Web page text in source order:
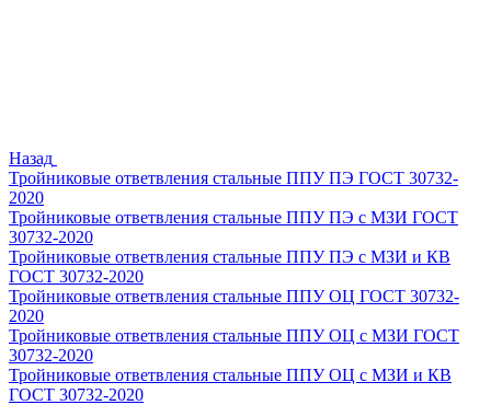
Назад
Тройниковые ответвления стальные ППУ ПЭ ГОСТ 30732-
2020
Тройниковые ответвления стальные ППУ ПЭ с МЗИ ГОСТ
30732-2020
Тройниковые ответвления стальные ППУ ПЭ с МЗИ и КВ
ГОСТ 30732-2020
Тройниковые ответвления стальные ППУ ОЦ ГОСТ 30732-
2020
Тройниковые ответвления стальные ППУ ОЦ с МЗИ ГОСТ
30732-2020
Тройниковые ответвления стальные ППУ ОЦ с МЗИ и КВ
ГОСТ 30732-2020